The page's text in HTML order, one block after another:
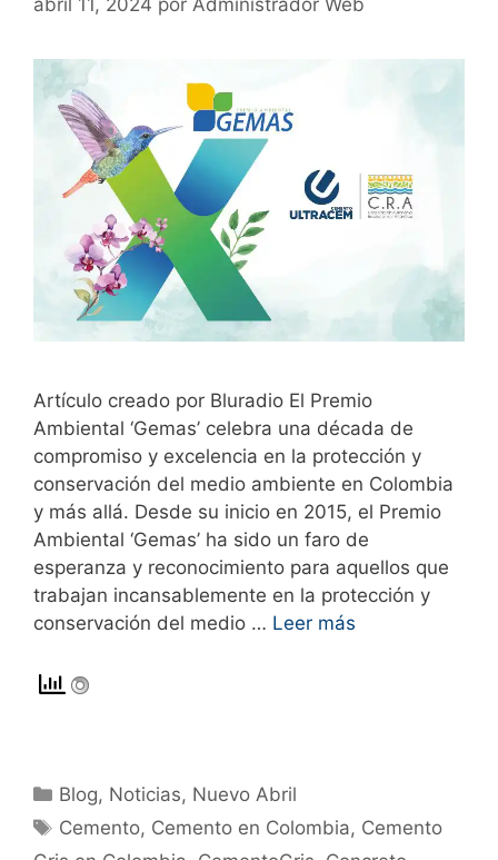
abril 11, 2024 por Administrador Web
Artículo creado por Bluradio El Premio
Ambiental ‘Gemas’ celebra una década de
compromiso y excelencia en la protección y
conservación del medio ambiente en Colombia
y más allá. Desde su inicio en 2015, el Premio
Ambiental ‘Gemas’ ha sido un faro de
esperanza y reconocimiento para aquellos que
trabajan incansablemente en la protección y
conservación del medio … Leer más
Blog, Noticias, Nuevo Abril
Cemento, Cemento en Colombia, Cemento